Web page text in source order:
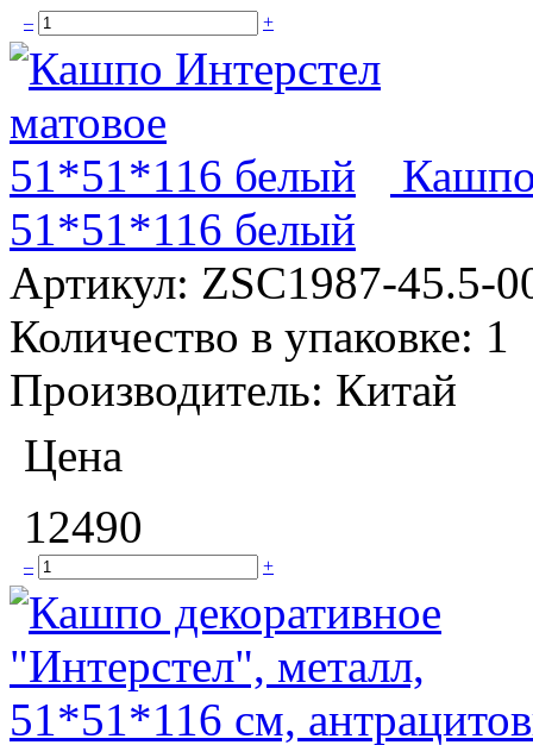
– +
51*51*116 белый
Артикул: ZSC1987-45.5-
Количество в упаковке: 1
Производитель: Китай
Цена
12490
– +